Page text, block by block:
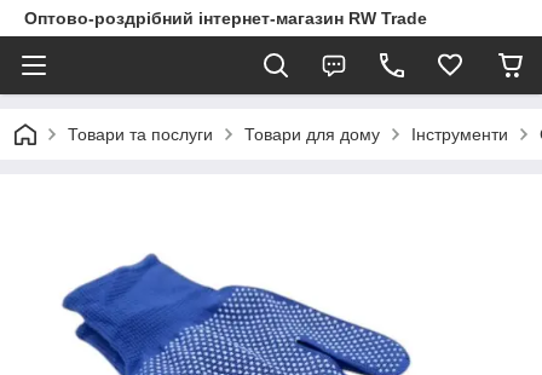
Оптово-роздрібний інтернет-магазин RW Trade
Товари та послуги Товари для дому Інструменти